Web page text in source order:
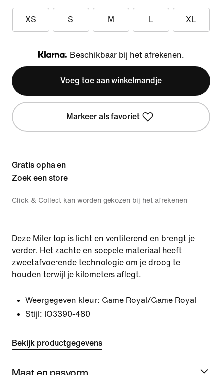
XS S M L XL
Klarna
Beschikbaar bij het afrekenen.
Voeg toe aan winkelmandje
Markeer als favoriet
Gratis ophalen
Zoek een store
Click & Collect kan worden gekozen bij het afrekenen
Deze Miler top is licht en ventilerend en brengt je
verder. Het zachte en soepele materiaal heeft
zweetafvoerende technologie om je droog te
houden terwijl je kilometers aflegt.
Weergegeven kleur: Game Royal/Game Royal
Stijl: IO3390-480
Bekijk productgegevens
Maat en pasvorm